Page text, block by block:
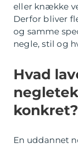
eller knække
Derfor bliver
og samme
negle, stil og
Hvad
konkret?
En uddannet